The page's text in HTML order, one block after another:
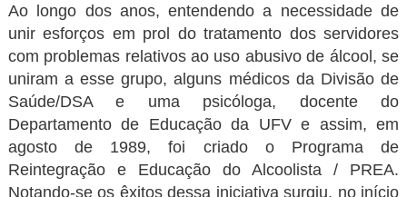
Ao longo dos anos, entendendo a necessidade de
unir esforços em prol do tratamento dos servidores
com problemas relativos ao uso abusivo de álcool, se
uniram a esse grupo, alguns médicos da Divisão de
Saúde/DSA e uma psicóloga, docente do
Departamento de Educação da UFV e assim, em
agosto de 1989, foi criado o Programa de
Reintegração e Educação do Alcoolista / PREA.
Notando-se os êxitos dessa iniciativa surgiu, no início